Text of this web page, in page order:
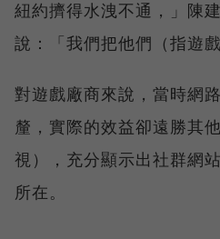
紐約擠得水洩不通，」陳
說：「我們把他們（指遊
對遊戲廠商來說，當時網
釐，實際的效益卻遠勝其
視），充分顯示出社群網
所在。